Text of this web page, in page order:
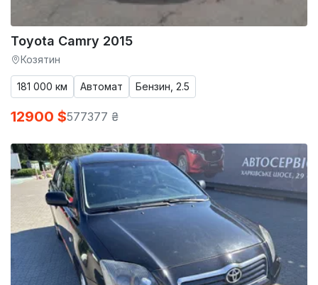
Toyota Camry 2015
Козятин
181 000 км Автомат Бензин, 2.5
12900 $577377 ₴